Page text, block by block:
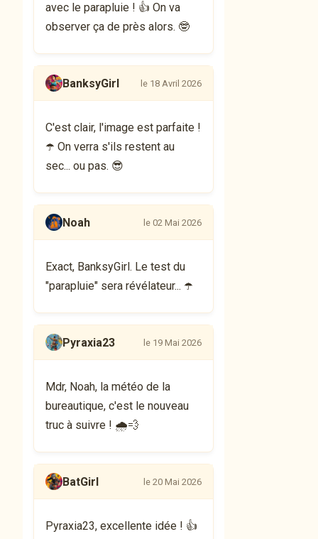
avec le parapluie ! 👍 On va
observer ça de près alors. 🤓
BanksyGirl le 18 Avril 2026
C'est clair, l'image est parfaite !
☂️ On verra s'ils restent au
sec... ou pas. 😎
Noah le 02 Mai 2026
Exact, BanksyGirl. Le test du
"parapluie" sera révélateur... ☂️
Pyraxia23 le 19 Mai 2026
Mdr, Noah, la météo de la
bureautique, c'est le nouveau
truc à suivre ! 🌧💨
BatGirl le 20 Mai 2026
Pyraxia23, excellente idée ! 👍